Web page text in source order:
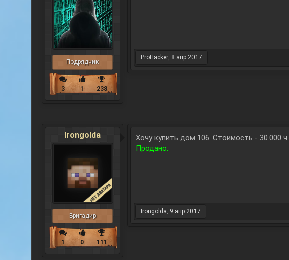
Подрядчик
3 1 238
ProHacker, 8 апр 2017
Irongolda
Бригадир
1 0 111
Хочу купить дом 106. Стоимость - 30.000 ч.
Продано.
Irongolda, 9 апр 2017